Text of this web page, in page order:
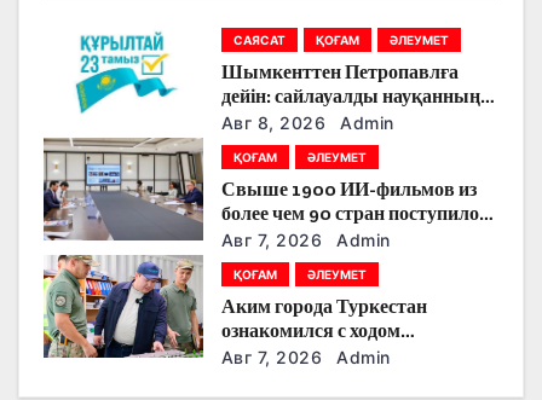
я
з
а
п
и
с
САЯСАТ ҚОҒАМ ӘЛЕУМЕТ
Шымкенттен Петропавлға
дейін: сайлауалды науқанның
кезекті күнінде партияларды
қандай тақырыптар
тоғыстырды
Авг 8, 2026 Admin
ҚОҒАМ ӘЛЕУМЕТ
Свыше 1900 ИИ-фильмов из
более чем 90 стран поступило
на Astana AI Film Festival
Авг 7, 2026 Admin
ҚОҒАМ ӘЛЕУМЕТ
Аким города Туркестан
ознакомился с ходом
строительства военного
Авг 7, 2026 Admin